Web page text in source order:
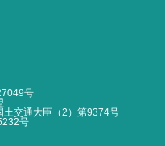
号
土交通大臣（2）第9374号
号